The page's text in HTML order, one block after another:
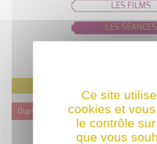
LES FILMS
LES SÉANCES
IDÉES DE
Oups ! Ce film n'est programmé
Ce site
cookies et
le contrôle
que vous